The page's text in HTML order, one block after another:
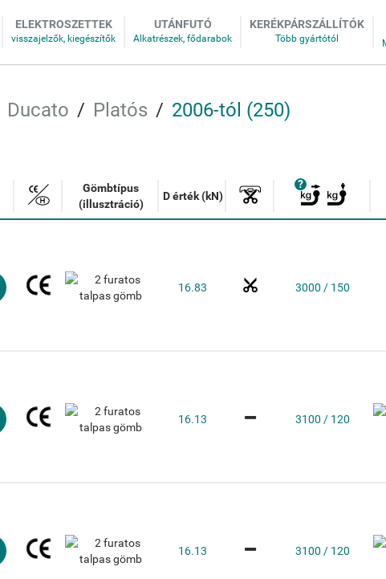
ELEKTROSZETTEK UTÁNFUTÓ KERÉKPÁRSZÁLLÍTÓK
Ducato Platós 2006-tól (250)
Gömbtípus
(illusztráció)
D érték (kN)
16.83 3000 / 150
16.13 3100 / 120
16.13 3100 / 120